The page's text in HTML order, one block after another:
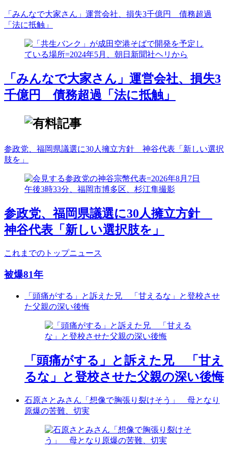
「みんなで大家さん」運営会社、損失3千億円 債務超過
「法に抵触」
「みんなで大家さん」運営会社、損失3
千億円 債務超過「法に抵触」
参政党、福岡県議選に30人擁立方針 神谷代表「新しい選択
肢を」
参政党、福岡県議選に30人擁立方針
神谷代表「新しい選択肢を」
これまでのトップニュース
被爆81年
「頭痛がする」と訴えた兄 「甘えるな」と登校させ
た父親の深い後悔
「頭痛がする」と訴えた兄 「甘え
るな」と登校させた父親の深い後悔
石原さとみさん「想像で胸張り裂けそう」 母となり
原爆の苦難、切実